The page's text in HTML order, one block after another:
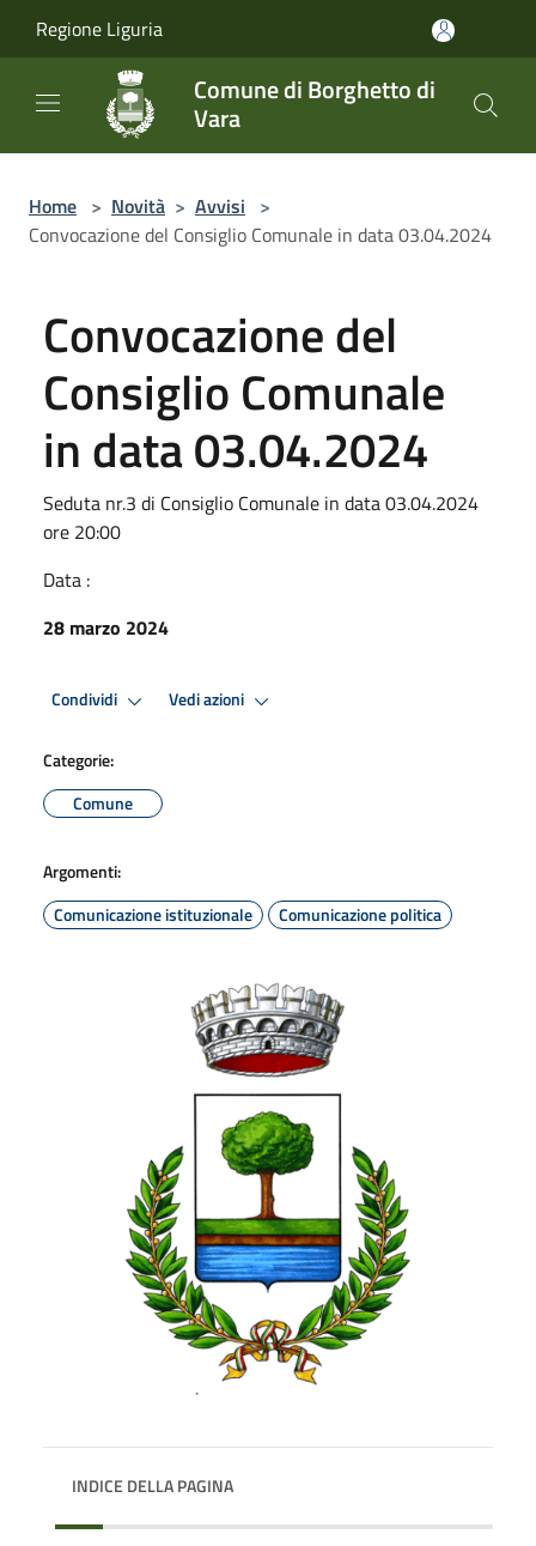
Regione Liguria
Comune di Borghetto di
Vara
Home > Novità > Avvisi >
Convocazione del Consiglio Comunale in data 03.04.2024
Convocazione del
Consiglio Comunale
in data 03.04.2024
Seduta nr.3 di Consiglio Comunale in data 03.04.2024
ore 20:00
Data :
28 marzo 2024
Condividi Vedi azioni
Categorie:
Comune
Argomenti:
Comunicazione istituzionale
Comunicazione politica
INDICE DELLA PAGINA